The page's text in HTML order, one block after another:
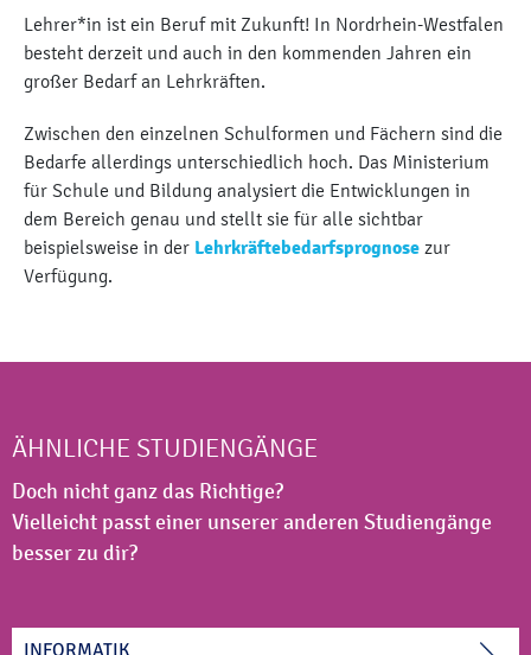
Lehrer*in ist ein Beruf mit Zukunft! In Nordrhein-Westfalen
besteht derzeit und auch in den kommenden Jahren ein
großer Bedarf an Lehrkräften.
Zwischen den einzelnen Schulformen und Fächern sind die
Bedarfe allerdings unterschiedlich hoch. Das Ministerium
für Schule und Bildung analysiert die Entwicklungen in
dem Bereich genau und stellt sie für alle sichtbar
beispielsweise in der Lehrkräftebedarfsprognose zur
Verfügung.
ÄHNLICHE STUDIENGÄNGE
Doch nicht ganz das Richtige?
Vielleicht passt einer unserer anderen Studiengänge
besser zu dir?